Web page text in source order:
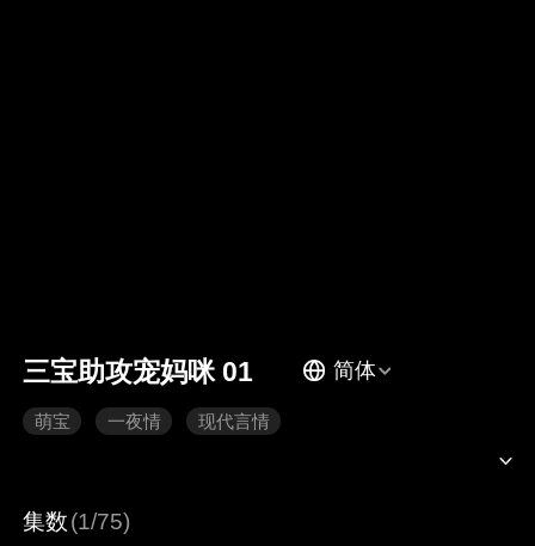
三宝助攻宠妈咪 01 简体
萌宝 一夜情 现代言情
集数(1/75)